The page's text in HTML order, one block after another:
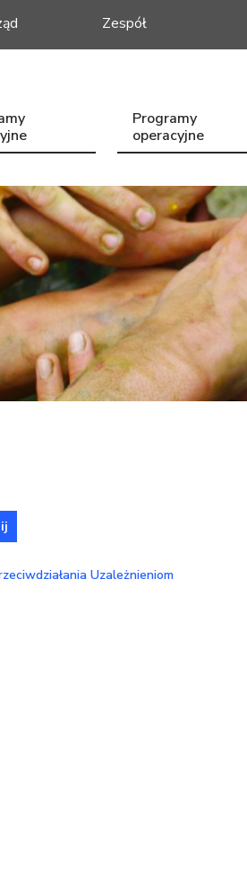
Zespół
Programy
operacyjne
Uzależnieniom